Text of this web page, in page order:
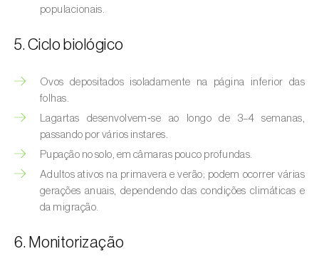
Bichado-da-ameixeira (
Bichado-da-castanha-do-cedo (
Bichado-da-castanha-do-tarde (
splendana )
Bichado-da-castanha-intermédio (Cydia
fagiglandana)
Bichado-da-fruta (
Borboleta-branca-grande-da-couve (
brassicae)
populacionais.
5. Ciclo biológico
Ovos depositados isoladamente na página inferior das
folhas.
Lagartas desenvolvem‑se ao longo de 3–4 semanas,
passando por vários instares.
Pupação no solo, em câmaras pouco profundas.
Adultos ativos na primavera e verão; podem ocorrer várias
gerações anuais, dependendo das condições climáticas e
da migração.
6. Monitorização